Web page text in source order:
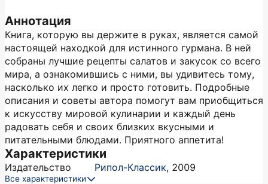
Аннотация
Книга, которую вы держите в руках, является самой
настоящей находкой для истинного гурмана. В ней
собраны лучшие рецепты салатов и закусок со всего
мира, а ознакомившись с ними, вы удивитесь тому,
насколько их легко и просто готовить. Подробные
описания и советы автора помогут вам приобщиться
к искусству мировой кулинарии и каждый день
радовать себя и своих близких вкусными и
питательными блюдами. Приятного аппетита!
Характеристики
Издательство Рипол-Классик, 2009
Все характеристики